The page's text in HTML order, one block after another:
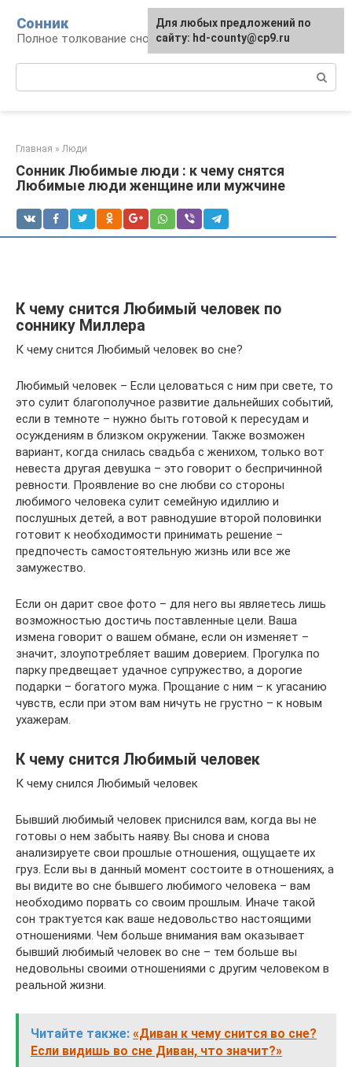
контенту
Сонник
Полное толкование снов
Главная » Люди
Сонник Любимые люди : к чему снятся
Любимые люди женщине или мужчине
К чему снится Любимый человек по
соннику Миллера
К чему снится Любимый человек во сне?
Любимый человек – Если целоваться с ним при свете, то
это сулит благополучное развитие дальнейших событий,
если в темноте – нужно быть готовой к пересудам и
осуждениям в близком окружении. Также возможен
вариант, когда снилась свадьба с женихом, только вот
невеста другая девушка – это говорит о беспричинной
ревности. Проявление во сне любви со стороны
любимого человека сулит семейную идиллию и
послушных детей, а вот равнодушие второй половинки
готовит к необходимости принимать решение –
предпочесть самостоятельную жизнь или все же
замужество.
Если он дарит свое фото – для него вы являетесь лишь
возможностью достичь поставленные цели. Ваша
измена говорит о вашем обмане, если он изменяет –
значит, злоупотребляет вашим доверием. Прогулка по
парку предвещает удачное супружество, а дорогие
подарки – богатого мужа. Прощание с ним – к угасанию
чувств, если при этом вам ничуть не грустно – к новым
ухажерам.
К чему снится Любимый человек
К чему снился Любимый человек
Бывший любимый человек приснился вам, когда вы не
готовы о нем забыть наяву. Вы снова и снова
анализируете свои прошлые отношения, ощущаете их
груз. Если вы в данный момент состоите в отношениях, а
вы видите во сне бывшего любимого человека – вам
необходимо порвать со своим прошлым. Иначе такой
сон трактуется как ваше недовольство настоящими
отношениями. Чем больше внимания вам оказывает
бывший любимый человек во сне – тем больше вы
недовольны своими отношениями с другим человеком в
реальной жизни.
Читайте также: «Диван к чему снится во сне?
Если видишь во сне Диван, что значит?»
Для любых предложений по
сайту: hd-county@cp9.ru